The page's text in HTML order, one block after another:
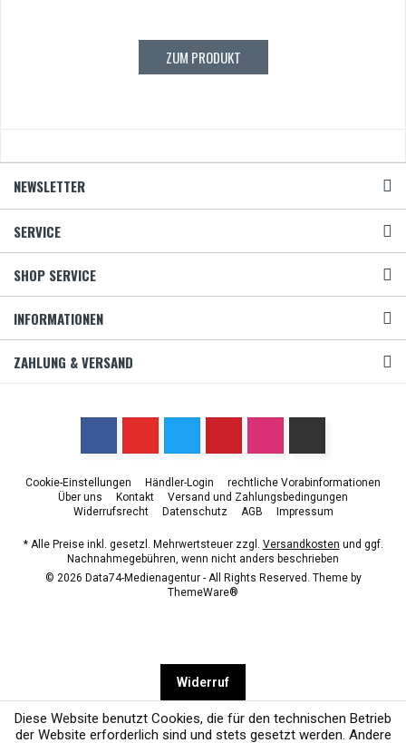
ZUM PRODUKT
NEWSLETTER
SERVICE
SHOP SERVICE
INFORMATIONEN
ZAHLUNG & VERSAND
Cookie-Einstellungen Händler-Login
rechtliche Vorabinformationen
Über uns
Kontakt
Versand und Zahlungsbedingungen
Widerrufsrecht
Datenschutz AGB Impressum
* Alle Preise inkl. gesetzl. Mehrwertsteuer zzgl. Versandkosten und ggf.
Nachnahmegebühren, wenn nicht anders beschrieben
© 2026 Data74-Medienagentur - All Rights Reserved. Theme by
ThemeWare®
Widerruf
Diese Website benutzt Cookies, die für den technischen Betrieb
der Website erforderlich sind und stets gesetzt werden. Andere